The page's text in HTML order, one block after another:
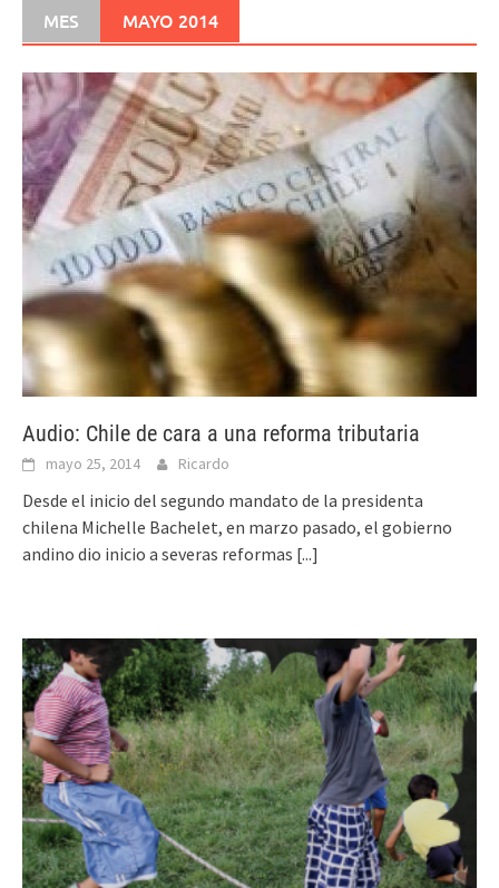
MES MAYO 2014
Audio: Chile de cara a una reforma tributaria
mayo 25, 2014 Ricardo
Desde el inicio del segundo mandato de la presidenta
chilena Michelle Bachelet, en marzo pasado, el gobierno
andino dio inicio a severas reformas [...]